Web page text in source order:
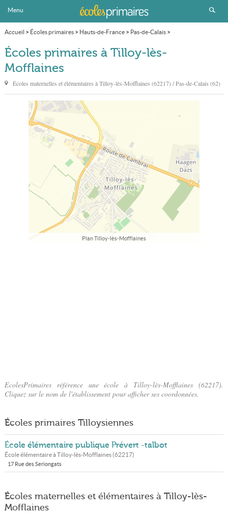
Menu
Accueil > Écoles primaires> Hauts-de-France> Pas-de-Calais>
Tilloy-lès-Mofflaines
Écoles primaires à Tilloy-lès-
Mofflaines
Écoles maternelles et élémentaires àTilloy-lès-Mofflaines (62217) / Pas-de-Calais (62)
Plan Tilloy-lès-Mofflaines
EcolesPrimaires référence une école à Tilloy-lès-Mofflaines (62217).
Cliquez sur le nom de l'établissement pour afficher ses coordonnées.
Écoles primaires Tilloysiennes
École élémentaire publique Prévert -talbot
École élémentaire àTilloy-lès-Mofflaines(62217)
17 Rue des Seriongats
Écoles maternelles et élémentaires à Tilloy-lès-
Mofflaines